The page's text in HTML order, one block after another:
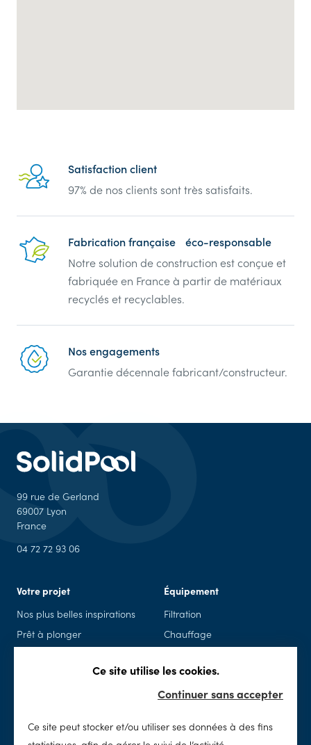
Reassurance
Satisfaction client
97% de nos clients sont très satisfaits.
Fabrication française éco-responsable
Notre solution de construction est conçue et
fabriquée en France à partir de matériaux
recyclés et recyclables.
Nos engagements
Garantie décennale fabricant/constructeur.
99 rue de Gerland
69007 Lyon
France
04 72 72 93 06
Votre projet
Nos plus belles inspirations
Prêt à plonger
Équipement
Filtration
Chauffage
Sécurité
Accessoires & loisirs
Entretien SolidPool
Ce site utilise les cookies.
Continuer sans accepter
Ce site peut stocker et/ou utiliser ses données à des fins